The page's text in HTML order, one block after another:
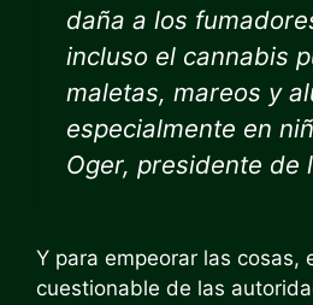
daña a los
incluso el cannabis
maletas, mareos y
especialmente en
Oger, presidente de
Y para empeorar las cosas,
cuestionable de las